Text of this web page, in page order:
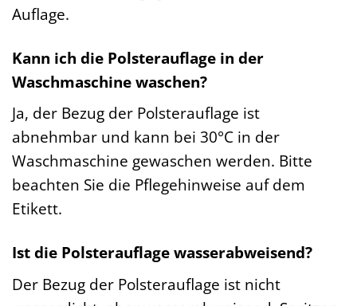
Auflage.
Kann ich die Polsterauflage in der
Waschmaschine waschen?
Ja, der Bezug der Polsterauflage ist
abnehmbar und kann bei 30°C in der
Waschmaschine gewaschen werden. Bitte
beachten Sie die Pflegehinweise auf dem
Etikett.
Ist die Polsterauflage wasserabweisend?
Der Bezug der Polsterauflage ist nicht